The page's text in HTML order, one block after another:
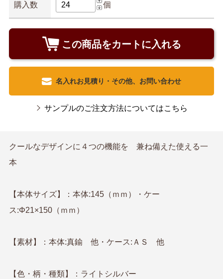
購入数 個
この商品をカートに入れる
名入れお見積り・その他、お問い合わせ
サンプルのご注文方法についてはこちら
クールなデザインに４つの機能を 兼ね備えた使える一
本
【本体サイズ】：本体:145（ｍｍ）・ケー
ス:Φ21×150（ｍｍ）
【素材】：本体:真鍮 他・ケース:ＡＳ 他
【色・柄・種類】：ライトシルバー